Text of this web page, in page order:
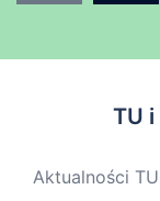
TU
Aktualności